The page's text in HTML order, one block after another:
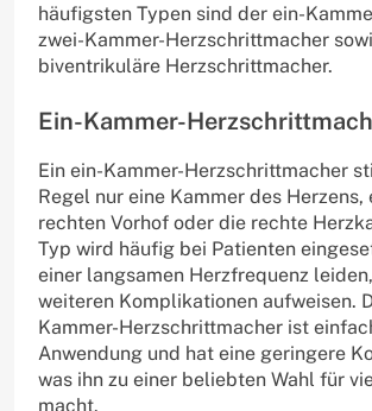
häufigsten Typen sind der ein-
zwei-Kammer-Herzschrittmacher
biventrikuläre Herzschrittmacher.
Ein-Kammer-
Ein ein-Kammer-Herzschrittmacher
Regel nur eine Kammer des
rechten Vorhof oder die rechte
Typ wird häufig bei Patienten
einer langsamen Herzfrequenz
weiteren Komplikationen aufweisen.
Kammer-Herzschrittmacher ist
Anwendung und hat eine geringere
was ihn zu einer beliebten Wahl für
macht.